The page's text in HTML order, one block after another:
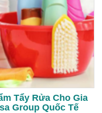
Tẩy Rửa Cho Gia
Group Quốc Tế